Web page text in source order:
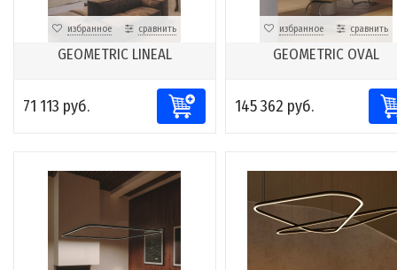
избранное сравнить
GEOMETRIC LINEAL
71 113 руб.
избранное сравнить
GEOMETRIC OVAL
145 362 руб.